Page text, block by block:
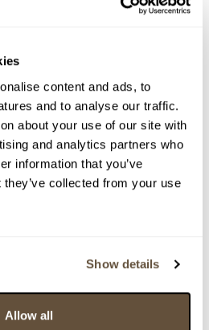
content and ads, to
and to analyse our traffic.
about your use of our site with
and analytics partners who
information that you’ve
collected from your use
Show details
Allow all
80 x 80 cm. Signováno zezadu